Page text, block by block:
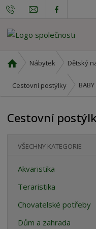
v
o
í
r
n
a
Nábytek Dětský
Cestovní postýlky BABY
Cestovní
VŠECHNY KATEGORIE
Akvaristika
Teraristika
Chovatelské potřeby
Dům a zahrada